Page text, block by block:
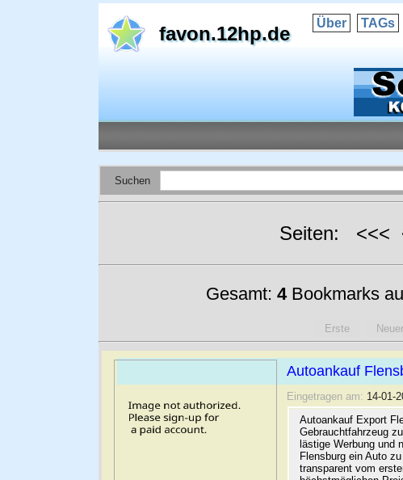
favon.12hp.de Über TAGs
Suchen
Seiten: <<<
Gesamt: 4Bookmarks
Erste Neuer
Autoankauf
Eingetragen am: 14-01-
Autoankauf Export
Gebrauchtfahrzeug
lästige Werbung und
Flensburg ein Auto
transparent vom